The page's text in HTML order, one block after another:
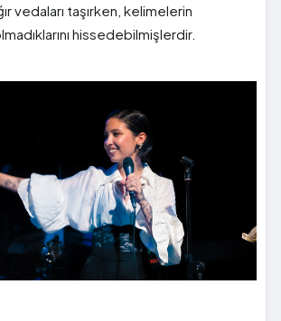
vedaları taşırken, kelimelerin
hissedebilmişlerdir.